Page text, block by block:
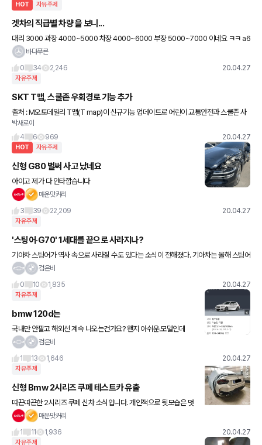
HOT 자유주제
겟차의 직급별 차량 을 보니...
대리 3000 과장 4000~5000 차장 4000~6000 부장 5000~7000 이네요 ㅋㅋ a6
이쁘게 나와서 시승해보고 견적까지 받아보고 무리다 싶어 포기중인데 직급별 차량금액
바다푸른
0
34 2,246 20.04.27
자유주제
SKT T맵, 스쿨존 우회경로 기능 추가
출처 : M오토데일리 T맵(T map)이 신규기능 업데이트로 어린이 교통안전과 스쿨존 사
고 예방에 앞장선다. SK텔레콤은 국내 최대 내비게이션 서비스인 ‘T맵(T map)’ 사용자
들이 어린이 보
박새로이
4
6 969 20.04.27
HOT 자유주제
신형 G80 벌써 사고 났네요
아이고 제가 다 안타깝습니다
매운맛커리
3
39 22,209 20.04.27
자유주제
'스팅어·G70' 1세대를 끝으로 사라지나?
기아차 스팅어가 역사 속으로 사라질 수도 있다는 소식이 전해졌다. 기아차는 올해 스팅어
의 부분 변경 모델 출시를 계획하고 있으며, 새로운 스팅어는 기존 2.0리터 터보 4기통 엔
검은비
0
10 1,835 20.04.27
자유주제
bmw 120d는
국내만 안팔고 해외선 계속 나오는건가요? 왠지 아쉬운.모델인데
검은비
1
13 1,646 20.04.27
자유주제
신형 Bmw 2시리즈 쿠페 테스트카 유출
따끈따끈한 2시리즈 쿠페 신차 소식입니다. 개인적으로 뒷모습은 멋
있는데 앞은 잘 모르겠네요, 약간 일본의 스바루와 도요타가 생각나
도
매운맛커리
1
11 1,936 20.04.27
자유주제